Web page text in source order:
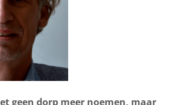
geen dorp meer noemen, maar